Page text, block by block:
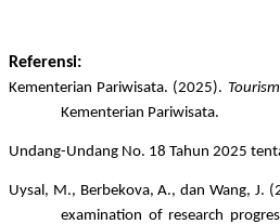
Referensi:
Kementerian Pariwisata. (2025).
Kementerian Pariwisata.
Undang-Undang No. 18 Tahun 2025
Uysal, M., Berbekova, A., dan Wang, J.
examination of research